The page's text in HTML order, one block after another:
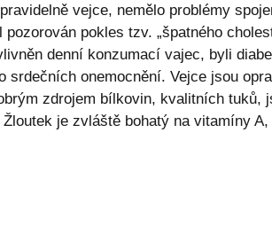
vejce, nemělo problémy
pokles tzv. „špatného
denní konzumací vajec, byli
srdečních onemocnění. Vejce jsou
zdrojem bílkovin, kvalitních tuků,
je zvláště bohatý na vitamíny